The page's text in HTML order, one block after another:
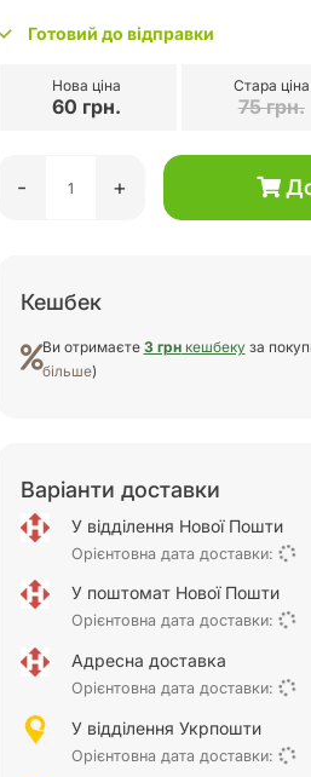
Готовий до відправки
Нова ціна
60 грн.
Стара ціна
75 грн.
- +
Кешбек
Ви отримаєте 3 грнкешбекуза
більше)
Варіанти доставки
У відділення Нової Пошти
Орієнтовна дата доставки:
У поштомат Нової Пошти
Орієнтовна дата доставки:
Адресна доставка
Орієнтовна дата доставки:
У відділення Укрпошти
Орієнтовна дата доставки: